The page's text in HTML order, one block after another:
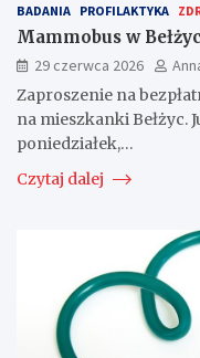
BADANIA PROFILAKTYKA
Mammobus w
29 czerwca 2026
Zaproszenie na
na mieszkanki Bełżyc.
poniedziałek,…
Czytaj dalej